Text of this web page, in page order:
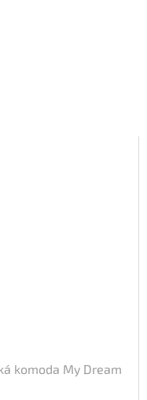
komoda My Dream